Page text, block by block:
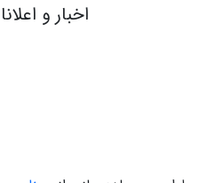
اخبار و